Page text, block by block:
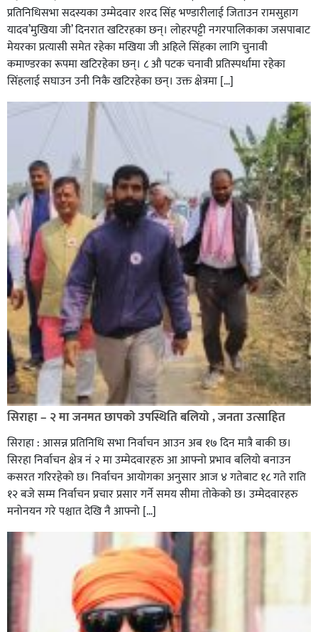
सिराहाको औरहीमा जेन-जी भेला सम्पन्न
प्रतिनिधिसभा सदस्यका उम्मेदवार शरद सिंह भण्डारीलाई जिताउन रामसुहाग
यादव’मुखिया जी’ दिनरात खटिरहका छन्। लोहरपट्टी नगरपालिकाका जसपाबाट
मेयरका प्रत्यासी समेत रहेका मखिया जी अहिले सिंहका लागि चुनावी
कमाण्डरका रूपमा खटिरहेका छन्। ८ औ पटक चनावी प्रतिस्पर्धामा रहेका
सिंहलाई सघाउन उनी निकै खटिरहेका छन्। उक्त क्षेत्रमा […]
सिराहा – २ मा जनमत छापको उपस्थिति बलियो , जनता उत्साहित
सिराहा : आसन्न प्रतिनिधि सभा निर्वाचन आउन अब १७ दिन मात्रै बाकी छ।
सिरहा निर्वाचन क्षेत्र नं २ मा उम्मेदवारहरु आ आफ्नो प्रभाव बलियो बनाउन
कसरत गरिरहेको छ। निर्वाचन आयोगका अनुसार आज ४ गतेबाट १८ गते राति
१२ बजे सम्म निर्वाचन प्रचार प्रसार गर्ने समय सीमा तोकेको छ। उम्मेदवारहरु
मनोनयन गरे पश्चात देखि नै आफ्नो […]